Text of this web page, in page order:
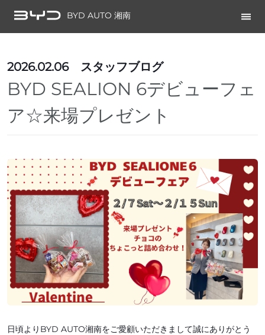
BYD AUTO 湘南
2026.02.06 スタッフブログ
BYD SEALION 6デビューフェ
ア☆来場プレゼント
日頃よりBYD AUTO湘南をご愛顧いただきまして誠にありがとう